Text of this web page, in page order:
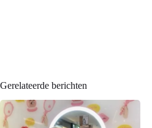
Gerelateerde berichten